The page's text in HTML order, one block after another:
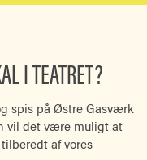
I TEATRET?
spis på Østre Gasværk
vil det være muligt at
af vores